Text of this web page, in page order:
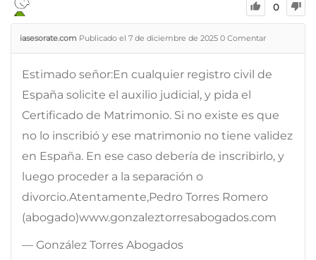
0
iasesorate.com Publicado el 7 de diciembre de 2025 0 Comentar
Estimado señor:En cualquier registro civil de
España solicite el auxilio judicial, y pida el
Certificado de Matrimonio. Si no existe es que
no lo inscribió y ese matrimonio no tiene validez
en España. En ese caso debería de inscribirlo, y
luego proceder a la separación o
divorcio.Atentamente,Pedro Torres Romero
(abogado)www.gonzaleztorresabogados.com
— González Torres Abogados